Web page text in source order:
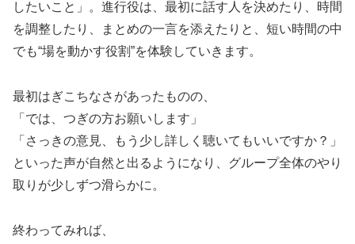
したいこと」。進行役は、最初に話す人を決めたり、時間
を調整したり、まとめの一言を添えたりと、短い時間の中
でも“場を動かす役割”を体験していきます。
最初はぎこちなさがあったものの、
「では、つぎの方お願いします」
「さっきの意見、もう少し詳しく聴いてもいいですか？」
といった声が自然と出るようになり、グループ全体のやり
取りが少しずつ滑らかに。
終わってみれば、